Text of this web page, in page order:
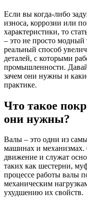
Если вы когда-либо
износа, коррозии или
характеристики, то
– это не просто модный
реальный способ
деталей, с которыми
промышленности.
зачем они нужны и
практике.
Что такое
они нужны?
Валы – это одни из
машинах и механизмах.
движение и служат
таких как шестерни,
процессе работы валы
механическим
ухудшению их свойств.